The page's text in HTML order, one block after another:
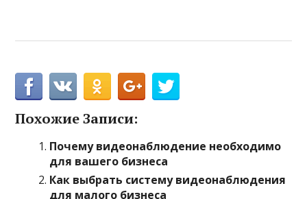
Похожие Записи:
Почему видеонаблюдение необходимо
для вашего бизнеса
Как выбрать систему видеонаблюдения
для малого бизнеса